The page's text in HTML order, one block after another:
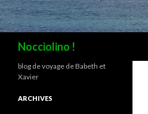
Nocciolino !
blog de voyage de Babeth et
Xavier
ARCHIVES